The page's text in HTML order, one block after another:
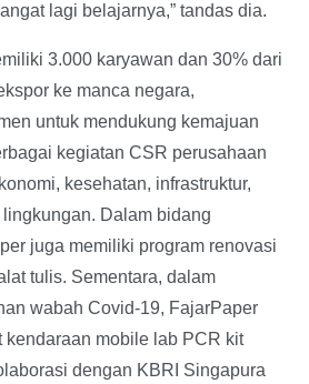
lagi belajarnya,” tandas dia.
3.000 karyawan dan 30% dari
ke manca negara,
untuk mendukung kemajuan
kegiatan CSR perusahaan
kesehatan, infrastruktur,
Dalam bidang
juga memiliki program renovasi
tulis. Sementara, dalam
wabah Covid-19, FajarPaper
kendaraan mobile lab PCR kit
dengan KBRI Singapura